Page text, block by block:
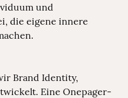
und
die eigene innere
Brand Identity,
Eine Onepager-